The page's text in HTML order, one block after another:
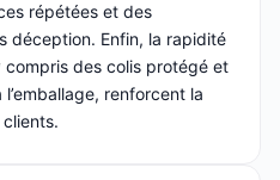
répétées et des
déception. Enfin, la rapidité
des colis protégé et
renforcent la